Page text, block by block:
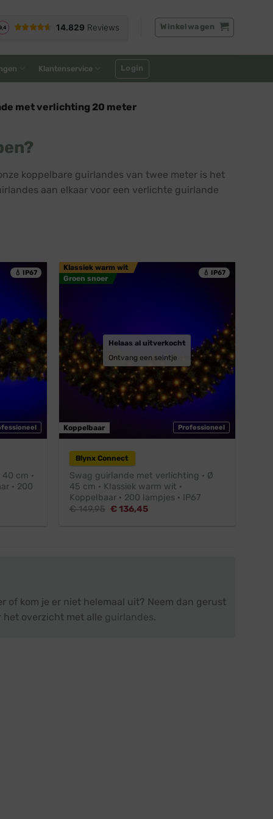
Winkelwagen
Klantenservice Login
met verlichting 20 meter
koppelbare guirlandes van twee meter is het
aan elkaar voor een verlichte guirlande
💧 IP67
cm ·
· 200
💧 IP67
Professioneel
Klassiek warm wit
Groen snoer
Koppelbaar
Helaas al uitverkocht
Ontvang een seintje
Blynx Connect
Swag guirlande met verlichting · Ø
45 cm · Klassiek warm wit ·
Koppelbaar · 200 lampjes · IP67
€149,95 Oorspronkelijke
€136,45Huidige
of kom je er niet helemaal uit? Neem dan gerust
het overzicht met alle guirlandes.